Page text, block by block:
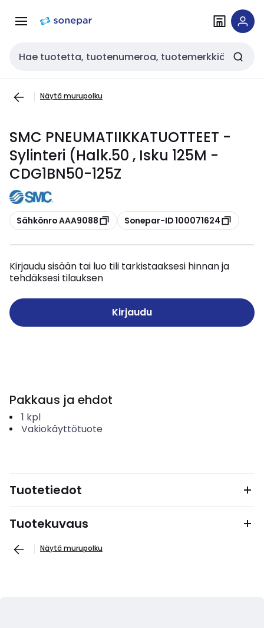
navigointiinsisältöön
Haku
Näytä murupolku
SMC PNEUMATIIKKATUOTTEET -
Sylinteri (Halk.50 , Isku 125M -
CDG1BN50-125Z
Kopioi
Sähkönro AAA9088 Kopioi
Sonepar-ID 100071624
Kirjaudu sisään tai luo tili tarkistaaksesi hinnan ja
tehdäksesi tilauksen
Kirjaudu
Pakkaus ja ehdot
1 kpl
Vakiokäyttötuote
Tuotetiedot
Tuotekuvaus
Näytä murupolku